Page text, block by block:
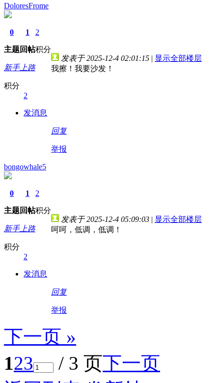
DoloresFrome
0
主题
1
回帖
2
积分
新手上路
积分
2
发消息
发表于 2025-12-4 02:01:15 | 显示全部楼层
我擦！我要沙发！
回复
举报
bongowhale5
0
主题
1
回帖
2
积分
新手上路
积分
2
发消息
发表于 2025-12-4 05:09:03 | 显示全部楼层
呵呵，低调，低调！
回复
举报
下一页 »
123 / 3 页下一页